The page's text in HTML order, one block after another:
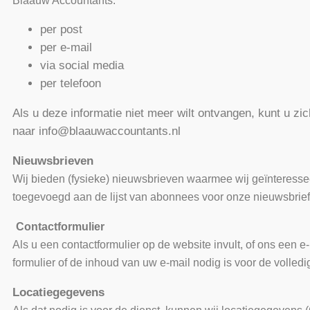
per post
per e-mail
via social media
per telefoon
Als u deze informatie niet meer wilt ontvangen, kunt u
naar info@blaauwaccountants.nl
Nieuwsbrieven
Wij bieden (fysieke) nieuwsbrieven waarmee wij
toegevoegd aan de lijst van abonnees voor onze
Contactformulier
Als u een contactformulier op de website invult, of ons een
formulier of de inhoud van uw e-mail nodig is voor de
Locatiegegevens